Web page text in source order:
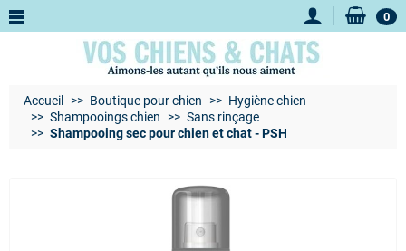
0
Accueil Boutique pour chien
Hygiène chien
Shampooings chien
Sans rinçage
Shampooing sec pour chien et chat - PSH